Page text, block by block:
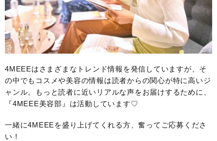
4MEEEはさまざまなトレンド情報を発信していますが、そ
の中でもコスメや美容の情報は読者からの関心が特に高いジ
ャンル。もっと読者に近いリアルな声をお届けするために、
『4MEEE美容部』は活動しています♡
一緒に4MEEEを盛り上げてくれる方、奮ってご応募くださ
い！